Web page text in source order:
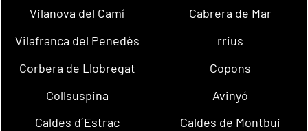
Vilanova del Camí
Cabrera de Mar
Vilafranca del Penedès
rrius
Corbera de Llobregat
Copons
Collsuspina
Avinyó
Caldes d´Estrac
Caldes de Montbui